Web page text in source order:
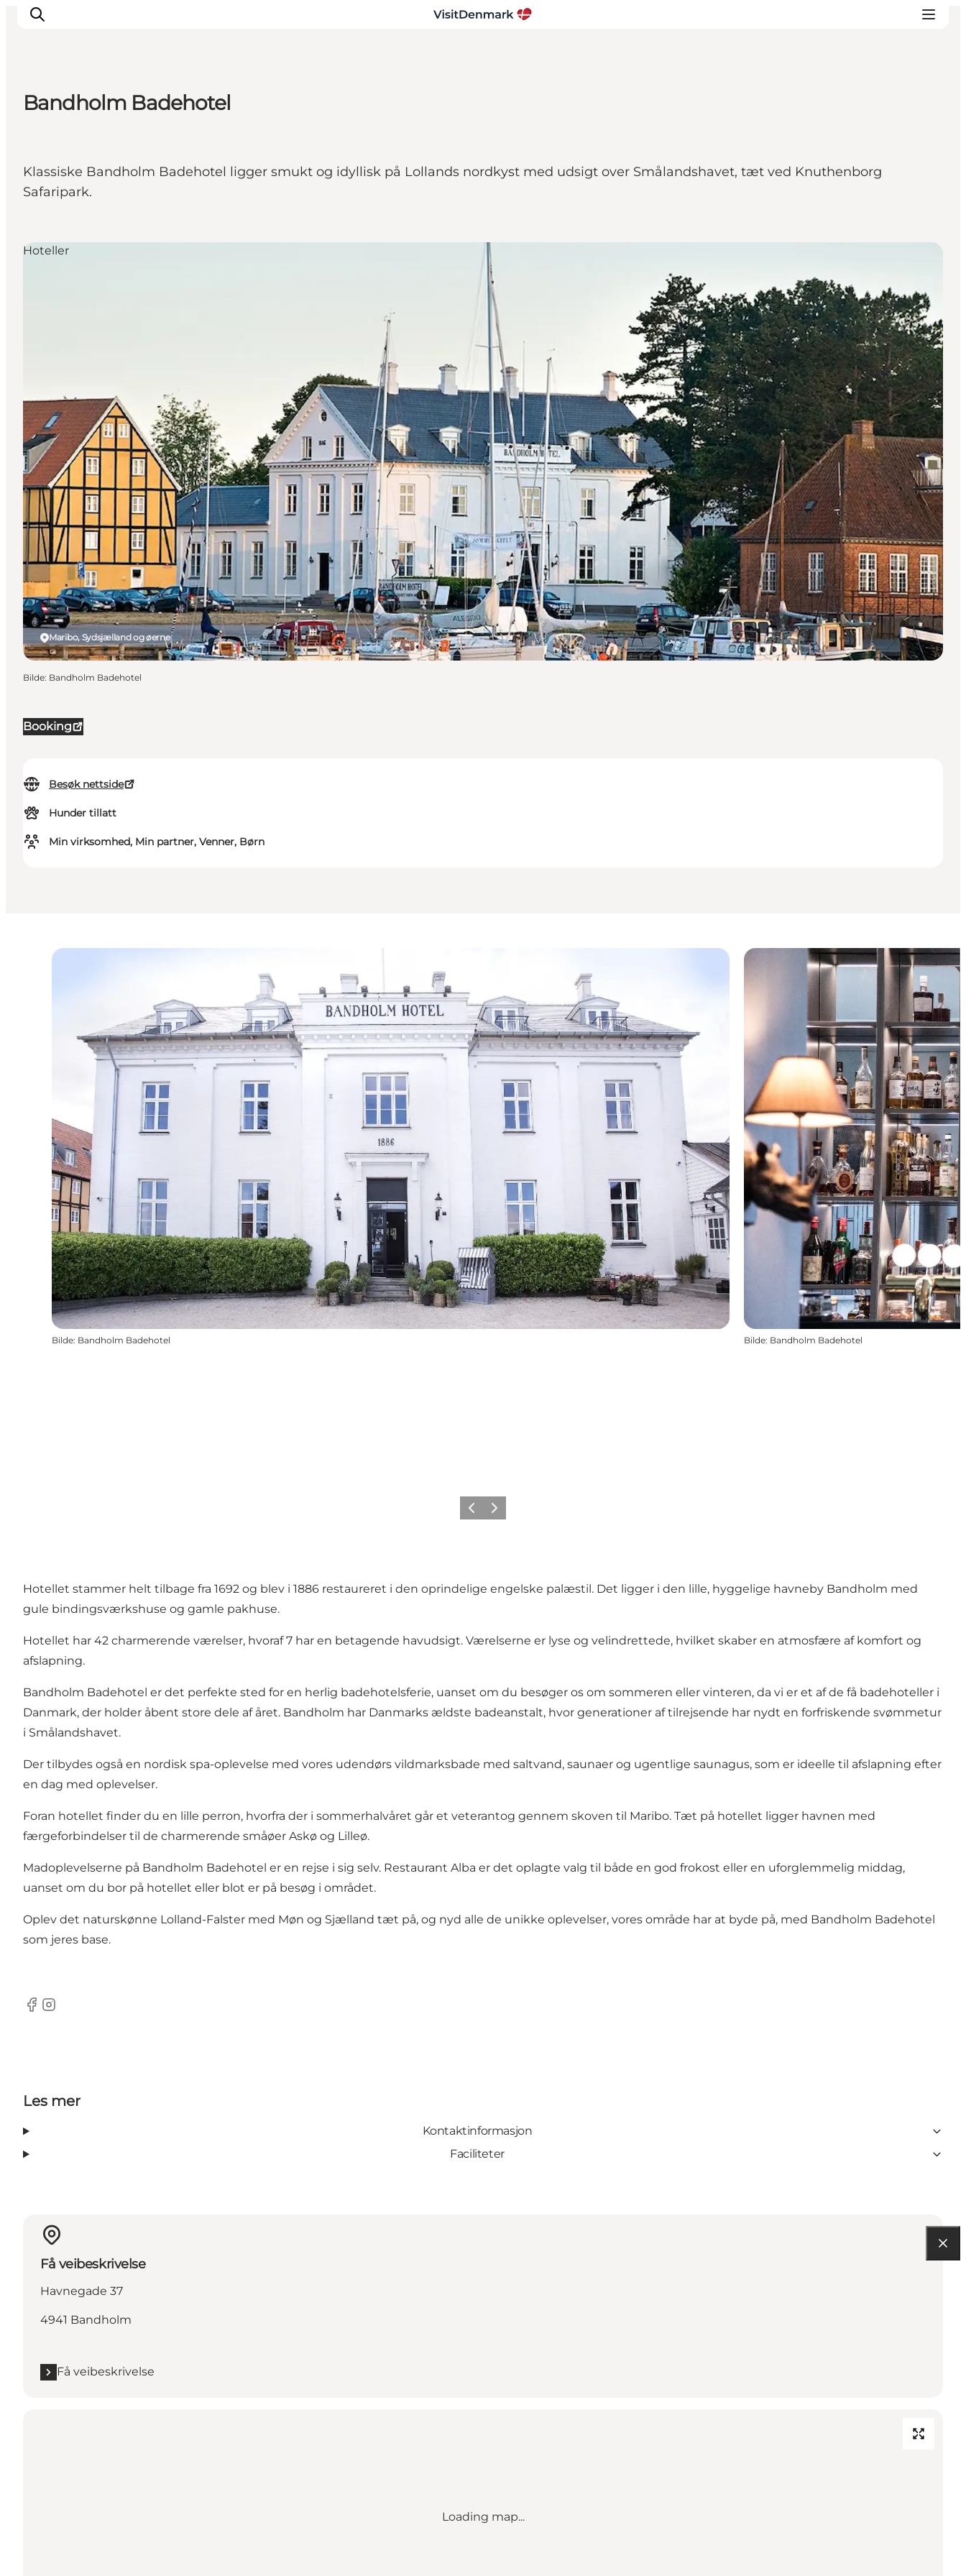
Aktiviteter
Overnatting
Planlegg reisen
Bandholm Badehotel
Klassiske Bandholm Badehotel ligger smukt og idyllisk på Lollands nordkyst med udsigt over Smålandshavet, tæt ved Knuthenborg
Safaripark.
Booking
Besøk nettside
Hunder tillatt
Min virksomhed, Min partner, Venner, Børn
Maribo, Sydsjælland og øerne
Hoteller
Bilde: Bandholm Badehotel
Bilde: Bandholm Badehotel Bilde: Bandholm Badehotel
ForrigeNeste
Hotellet stammer helt tilbage fra 1692 og blev i 1886 restaureret i den oprindelige engelske palæstil. Det ligger i den lille, hyggelige havneby Bandholm med
gule bindingsværkshuse og gamle pakhuse.
Hotellet har 42 charmerende værelser, hvoraf 7 har en betagende havudsigt. Værelserne er lyse og velindrettede, hvilket skaber en atmosfære af komfort og
afslapning.
Bandholm Badehotel er det perfekte sted for en herlig badehotelsferie, uanset om du besøger os om sommeren eller vinteren, da vi er et af de få badehoteller i
Danmark, der holder åbent store dele af året. Bandholm har Danmarks ældste badeanstalt, hvor generationer af tilrejsende har nydt en forfriskende svømmetur
i Smålandshavet.
Der tilbydes også en nordisk spa-oplevelse med vores udendørs vildmarksbade med saltvand, saunaer og ugentlige saunagus, som er ideelle til afslapning efter
en dag med oplevelser.
Foran hotellet finder du en lille perron, hvorfra der i sommerhalvåret går et veterantog gennem skoven til Maribo. Tæt på hotellet ligger havnen med
færgeforbindelser til de charmerende småøer Askø og Lilleø.
Madoplevelserne på Bandholm Badehotel er en rejse i sig selv. Restaurant Alba er det oplagte valg til både en god frokost eller en uforglemmelig middag,
uanset om du bor på hotellet eller blot er på besøg i området.
Oplev det naturskønne Lolland-Falster med Møn og Sjælland tæt på, og nyd alle de unikke oplevelser, vores område har at byde på, med Bandholm Badehotel
som jeres base.
Facebook
Instagram
Les mer
Kontaktinformasjon
Faciliteter
Få veibeskrivelse
Havnegade 37
4941 Bandholm
Få veibeskrivelse
Loading map...